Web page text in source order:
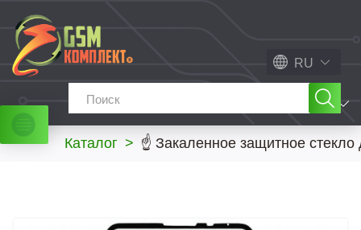
RU
МЕНЮ
Каталог > ☝ Закаленное защитное